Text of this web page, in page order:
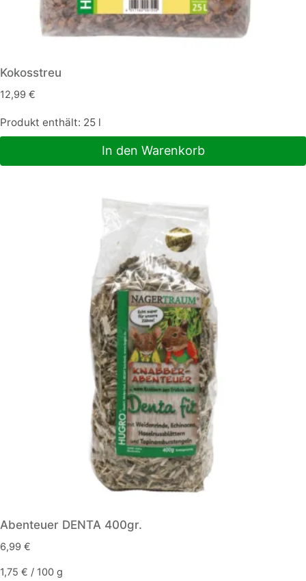
Kokosstreu
12,99 €
Produkt enthält: 25 l
In den Warenkorb
Abenteuer DENTA 400gr.
6,99 €
1,75 € / 100 g